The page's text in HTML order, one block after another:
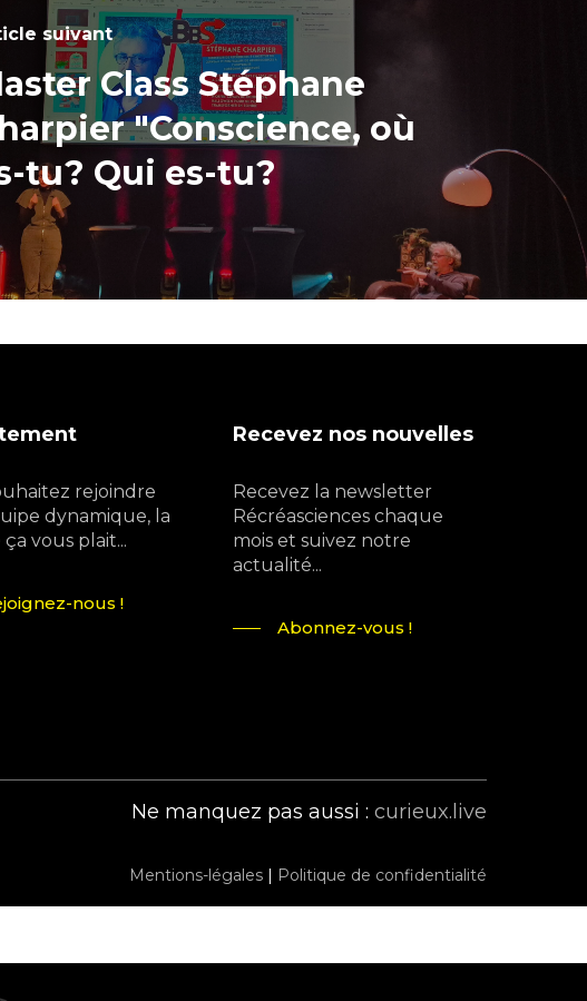
suivant
Class Stéphane
"Conscience, où
tu? Qui es-tu?
rejoindre
dynamique, la
vous plait...
nous !
Recevez nos nouvelles
Recevez la newsletter
Récréasciences chaque
mois et suivez notre
actualité...
Abonnez-vous !
Ne manquez pas aussi : curieux.live
Mentions-légales | Politique de confidentialité